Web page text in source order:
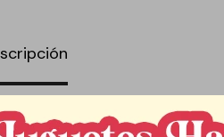
marca Que Regalo, diseñado